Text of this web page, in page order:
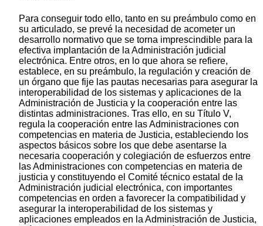
Para conseguir todo ello, tanto en su preámbulo como en
su articulado, se prevé la necesidad de acometer un
desarrollo normativo que se torna imprescindible para la
efectiva implantación de la Administración judicial
electrónica. Entre otros, en lo que ahora se refiere,
establece, en su preámbulo, la regulación y creación de
un órgano que fije las pautas necesarias para asegurar la
interoperabilidad de los sistemas y aplicaciones de la
Administración de Justicia y la cooperación entre las
distintas administraciones. Tras ello, en su Título V,
regula la cooperación entre las Administraciones con
competencias en materia de Justicia, estableciendo los
aspectos básicos sobre los que debe asentarse la
necesaria cooperación y colegiación de esfuerzos entre
las Administraciones con competencias en materia de
justicia y constituyendo el Comité técnico estatal de la
Administración judicial electrónica, con importantes
competencias en orden a favorecer la compatibilidad y
asegurar la interoperabilidad de los sistemas y
aplicaciones empleados en la Administración de Justicia,